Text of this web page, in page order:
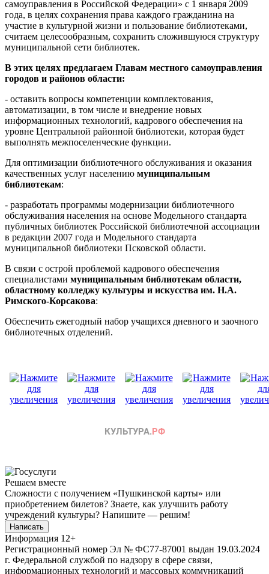
самоуправления в Российской Федерации» с 1 января 2009
года, в целях сохранения права каждого гражданина на
участие в культурной жизни и пользование библиотеками,
считаем целесообразным, сохранить сложившуюся структуру
муниципальной сети библиотек.
В этих целях предлагаем Главам местного самоуправления
городов и районов области:
- оставить вопросы компетенции комплектования,
автоматизации, в том числе и внедрение новых
информационных технологий, кадрового обеспечения на
уровне Центральной районной библиотеки, которая будет
выполнять межпоселенческие функции.
Для оптимизации библиотечного обслуживания и оказания
качественных услуг населению муниципальным
библиотекам:
- разработать программы модернизации библиотечного
обслуживания населения на основе Модельного стандарта
публичных библиотек Российской библиотечной ассоциации
в редакции 2007 года и Модельного стандарта
муниципальной библиотеки Псковской области.
В связи с острой проблемой кадрового обеспечения
специалистами муниципальным библиотекам области,
областному колледжу культуры и искусства им. Н.А.
Римского-Корсакова:
Обеспечить ежегодный набор учащихся дневного и заочного
библиотечных отделений.
Решаем вместе
Сложности с получением «Пушкинской карты» или
приобретением билетов? Знаете, как улучшить работу
учреждений культуры? Напишите — решим!
Написать
Информация 12+
Регистрационный номер Эл № ФС77-87001 выдан 19.03.2024
г. Федеральной службой по надзору в сфере связи,
информационных технологий и массовых коммуникаций